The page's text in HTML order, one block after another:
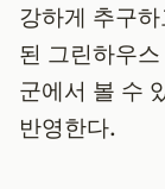
강하게 추구
된 그린하우
군에서 볼 수
반영한다.